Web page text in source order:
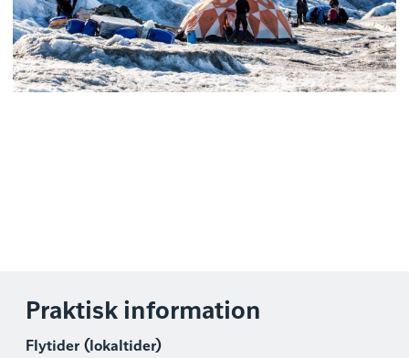
udflugtspakken er udsolgt.
Praktisk information
Flytider (lokaltider)